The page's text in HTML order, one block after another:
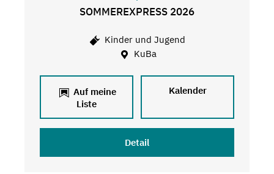
SOMMEREXPRESS 2026
Kinder und Jugend
KuBa
Auf meine
Liste
Kalender
Detail